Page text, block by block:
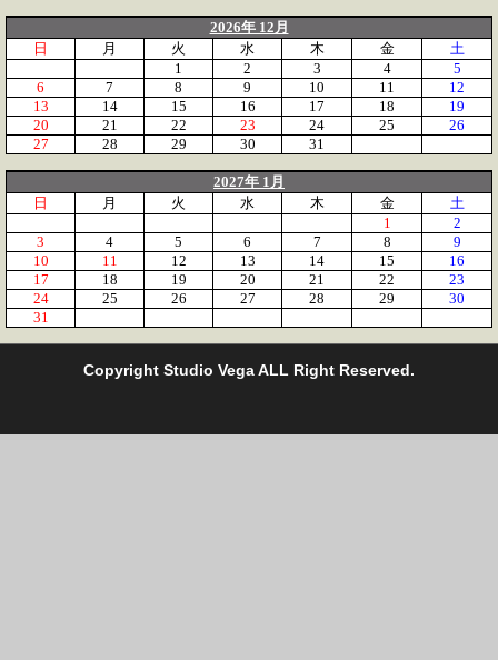
2026年 12月
日
月 火 水 木 金
土
1
2 3 4
5
6
7 8 9 10 11
12
13
14 15 16 17 18
19
20
21 22 23 24 25
26
27
28 29 30 31
2027年 1月
日
月 火 水 木 金
土
1
2
3
4 5 6 7 8
9
10
11 12 13 14 15
16
17
18 19 20 21 22
23
24
25 26 27 28 29
30
31
Copyright Studio Vega ALL Right Reserved.